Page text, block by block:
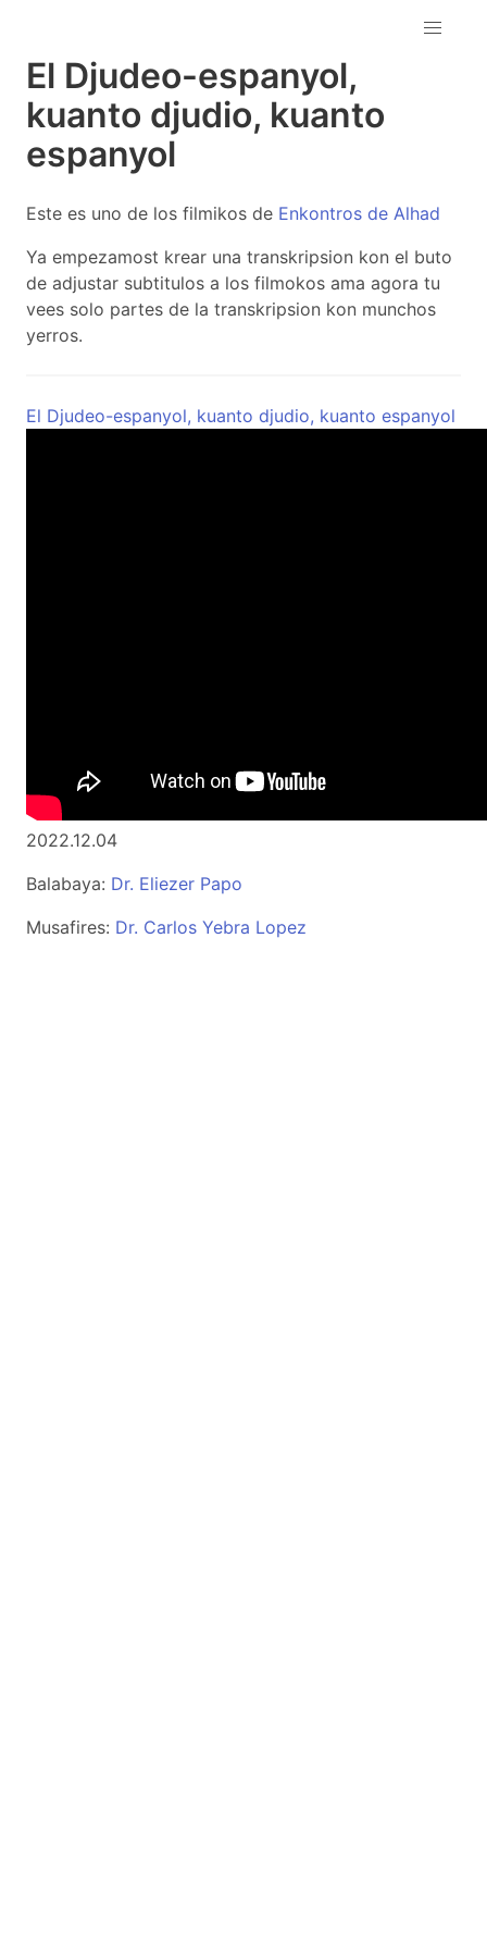
El Djudeo-espanyol,
kuanto djudio, kuanto
espanyol
Este es uno de los filmikos de Enkontros de Alhad
Ya empezamost krear una transkripsion kon el buto
de adjustar subtitulos a los filmokos ama agora tu
vees solo partes de la transkripsion kon munchos
yerros.
El Djudeo-espanyol, kuanto djudio, kuanto espanyol
2022.12.04
Balabaya: Dr. Eliezer Papo
Musafires: Dr. Carlos Yebra Lopez